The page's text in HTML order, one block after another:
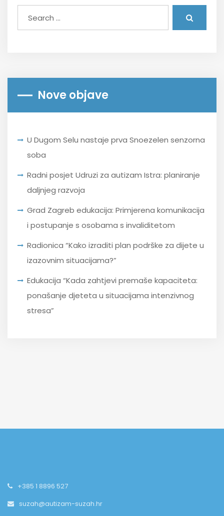
Nove objave
U Dugom Selu nastaje prva Snoezelen senzorna
soba
Radni posjet Udruzi za autizam Istra: planiranje
daljnjeg razvoja
Grad Zagreb edukacija: Primjerena komunikacija
i postupanje s osobama s invaliditetom
Radionica “Kako izraditi plan podrške za dijete u
izazovnim situacijama?”
Edukacija “Kada zahtjevi premaše kapaciteta:
ponašanje djeteta u situacijama intenzivnog
stresa”
+385 1 8896 527
suzah@autizam-suzah.hr